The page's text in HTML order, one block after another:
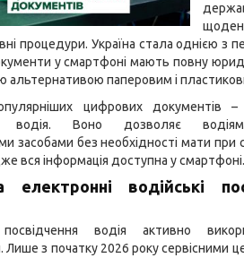
процедури. Україна стала однією з
у смартфоні мають повну
альтернативою паперовим і
цифрових документів –
водія. Воно дозволяє
засобами без необхідності мати при
вся інформація доступна у смартфоні.
водійські
водія активно
Лише з початку 2026 року сервісними